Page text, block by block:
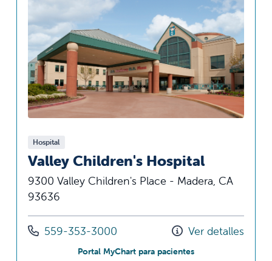
Hospital
Valley Children's Hospital
9300 Valley Children's Place - Madera, CA
93636
Llámenos al
559-353-3000 Ver detalles
Portal MyChart para pacientesen Valley